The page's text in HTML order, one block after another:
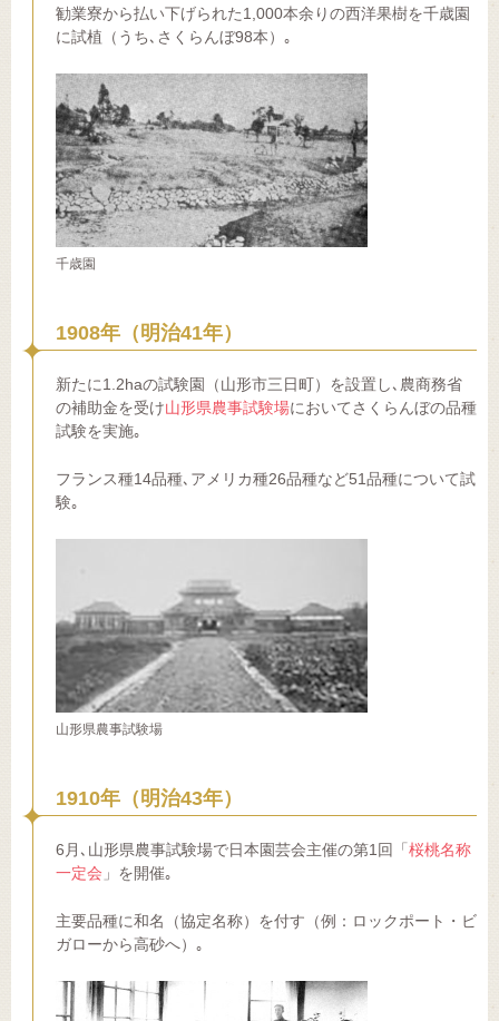
勧業寮から払い下げられた1,000本余りの西洋果樹を千歳園
に試植（うち､さくらんぼ98本）｡
千歳園
1908年（明治41年）
新たに1.2haの試験園（山形市三日町）を設置し､農商務省
の補助金を受け山形県農事試験場においてさくらんぼの品種
試験を実施｡
フランス種14品種､アメリカ種26品種など51品種について試
験｡
山形県農事試験場
1910年（明治43年）
6月､山形県農事試験場で日本園芸会主催の第1回「 桜桃名称
一定会 」を開催｡
主要品種に和名（協定名称）を付す（例：ロックポート・ビ
ガローから高砂へ）｡